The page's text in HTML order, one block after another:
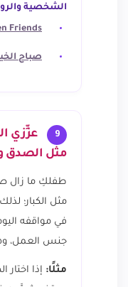
الشخصية
Friends
صباح
9
عزِّزي
مثل الصدق
طفلكِ ما زال
مثل الكبار؛
في مواقفه
جنس العمل،
مثلًا: إذا